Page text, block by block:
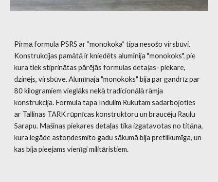
Pirmā formula PSRS ar "monokoka" tipa nesošo virsbūvi.
Konstrukcijas pamātā ir kniedēts alumīnija "monokoks", pie
kura tiek stiprinātas pārējās formulas detaļas- piekare,
dzinējs, virsbūve. Alumīnaja "monokoks" bija par gandrīz par
80 kilogramiem vieglāks nekā tradicionālā rāmja
konstrukcija. Formula tapa Indulim Rukutam sadarbojoties
ar Tallinas TARK rūpnīcas konstruktoru un braucēju Raulu
Sarapu. Mašinas piekares detaļas tika izgatavotas no titāna,
kura iegāde astoņdesmito gadu sākumā bija pretlikumīga, un
kas bija pieejams vienīgi militāristiem.